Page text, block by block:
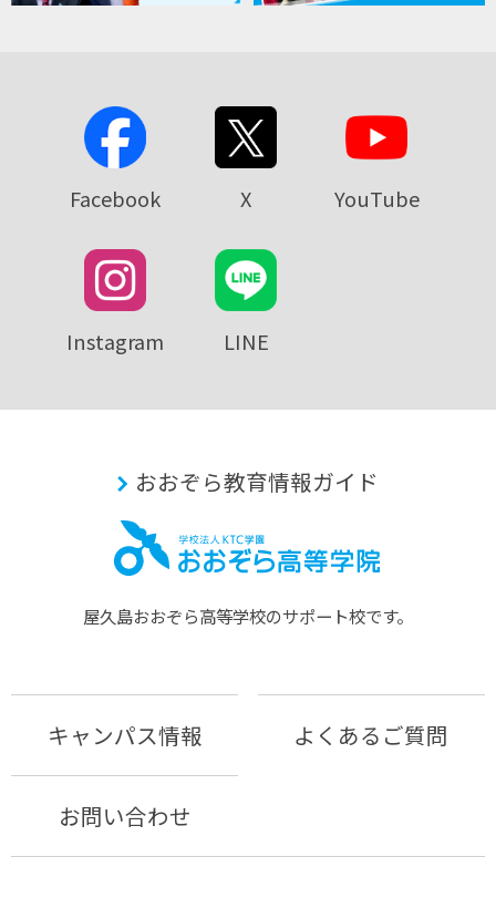
Facebook X YouTube
Instagram LINE
おおぞら教育情報ガイド
屋久島おおぞら⾼等学校のサポート校です。
キャンパス情報 よくあるご質問
お問い合わせ